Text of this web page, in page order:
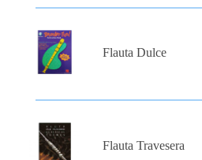
Flauta Dulce
Flauta Travesera